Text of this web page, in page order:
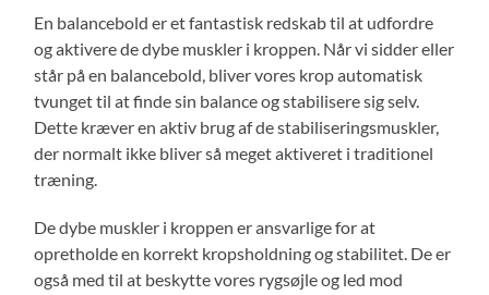
En balancebold er et fantastisk redskab til at udfordre
og aktivere de dybe muskler i kroppen. Når vi sidder eller
står på en balancebold, bliver vores krop automatisk
tvunget til at finde sin balance og stabilisere sig selv.
Dette kræver en aktiv brug af de stabiliseringsmuskler,
der normalt ikke bliver så meget aktiveret i traditionel
træning.
De dybe muskler i kroppen er ansvarlige for at
opretholde en korrekt kropsholdning og stabilitet. De er
også med til at beskytte vores rygsøjle og led mod